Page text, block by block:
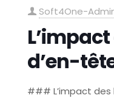
Soft4One-
d’en-
### L’impact des